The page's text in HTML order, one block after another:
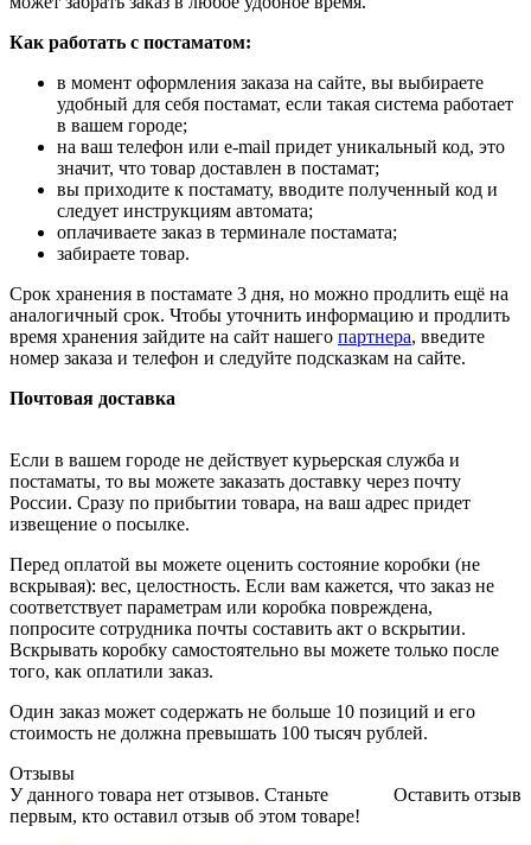
Как работать с постаматом:
в момент оформления заказа на сайте, вы выбираете
удобный для себя постамат, если такая система работает
в вашем городе;
на ваш телефон или e-mail придет уникальный код, это
значит, что товар доставлен в постамат;
вы приходите к постамату, вводите полученный код и
следует инструкциям автомата;
оплачиваете заказ в терминале постамата;
забираете товар.
Срок хранения в постамате 3 дня, но можно продлить ещё на
аналогичный срок. Чтобы уточнить информацию и продлить
время хранения зайдите на сайт нашего партнера, введите
номер заказа и телефон и следуйте подсказкам на сайте.
Почтовая доставка
Если в вашем городе не действует курьерская служба и
постаматы, то вы можете заказать доставку через почту
России. Сразу по прибытии товара, на ваш адрес придет
извещение о посылке.
Перед оплатой вы можете оценить состояние коробки (не
вскрывая): вес, целостность. Если вам кажется, что заказ не
соответствует параметрам или коробка повреждена,
попросите сотрудника почты составить акт о вскрытии.
Вскрывать коробку самостоятельно вы можете только после
того, как оплатили заказ.
Один заказ может содержать не больше 10 позиций и его
стоимость не должна превышать 100 тысяч рублей.
Отзывы
Оставить отзыв
У данного товара нет отзывов. Станьте
первым, кто оставил отзыв об этом товаре!